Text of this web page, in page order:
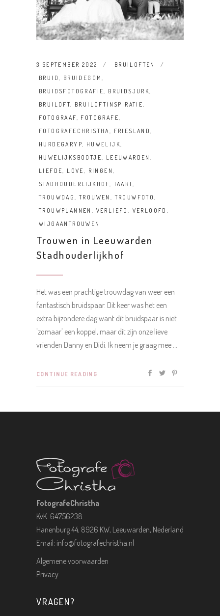
3 SEPTEMBER 2022
BRUILOFTEN
BRUID , BRUIDEGOM,
BRUIDSFOTOGRAFIE, BRUIDSJURK,
BRUILOFT, BRUILOFTINSPIRATIE,
FOTOGRAAF, FOTOGRAFE,
FOTOGRAFECHRISTHA, FRIESLAND,
HURDEGARYP, HUWELIJK,
HUWELIJKSBOOTJE, LEEUWARDEN ,
LIEFDE, LOVE , RINGEN,
STADHOUDERLIJKHOF, TAART,
TROUWDAG,TROUWEN , TROUWFOTO,
TROUWPLANNEN , VERLIEFD , VERLOOFD ,
WIJGAANTROUWEN
Trouwen in Leeuwarden
Stadhouderlijkhof
Het was een prachtige trouwdag van weer een
fantastisch bruidspaar. Dit keer was het een
extra bijzondere dag want dit bruidspaar is niet
'zomaar' een koppel, maar dit zijn onze lieve
vrienden Danny en Didi. Ik neem je graag mee
CONTINUE READING
FotografeChristha
KvK: 64756238
Hanenburg 44, 8926 KW, Leeuwarden, Nederland
Email: info@fotografechristha.nl
Algemene voorwaarden
Privacy
VRAGEN?